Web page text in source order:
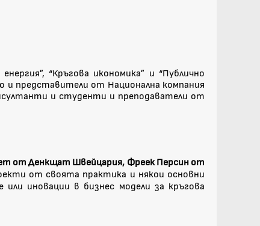
“Кръгова икономика” и “Публично
и представители от Национална компания
и студенти и преподаватели от
от Денкщат Швейцария, Фреек Персин от
от своята практика и някои основни
иновации в бизнес модели за кръгова